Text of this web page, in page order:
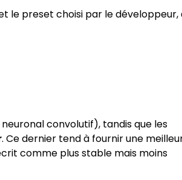
le preset choisi par le développeur,
convolutif), tandis que les
. Ce dernier tend à fournir une
comme plus stable mais moins